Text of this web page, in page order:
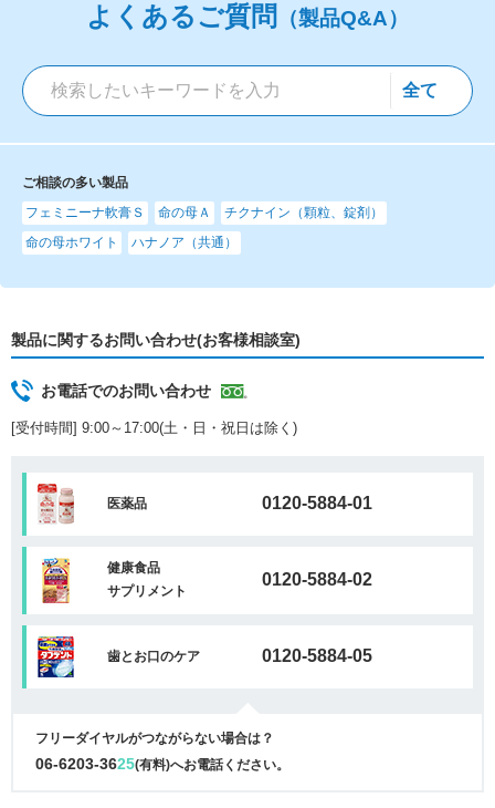
よくあるご質問 （製品Q&A）
ご相談の多い製品
フェミニーナ軟膏Ｓ
命の母Ａ
チクナイン（顆粒、錠剤）
命の母ホワイト
ハナノア（共通）
製品に関するお問い合わせ(お客様相談室)
お電話でのお問い合わせ
[受付時間] 9:00～17:00(土・日・祝日は除く)
医薬品 0120-5884-01
健康食品
サプリメント
0120-5884-02
歯とお口のケア 0120-5884-05
フリーダイヤルがつながらない場合は？
06-6203-3625(有料)へお電話ください。